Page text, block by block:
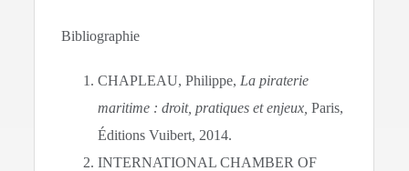
Bibliographie
CHAPLEAU, Philippe, La piraterie
maritime : droit, pratiques et enjeux,Paris,
Éditions Vuibert, 2014.
INTERNATIONAL CHAMBER OF